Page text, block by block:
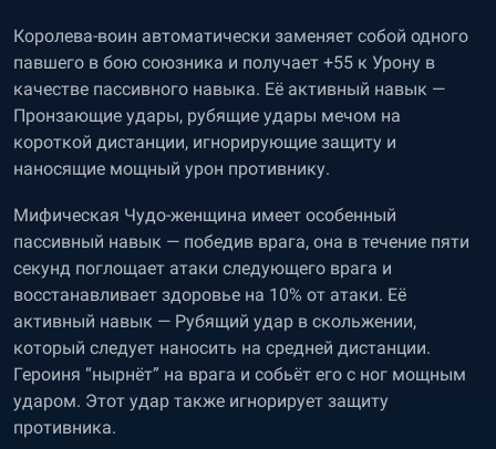
Королева-воин автоматически заменяет собой одного
павшего в бою союзника и получает +55 к Урону в
качестве пассивного навыка. Её активный навык —
Пронзающие удары, рубящие удары мечом на
короткой дистанции, игнорирующие защиту и
наносящие мощный урон противнику.
Мифическая Чудо-женщина имеет особенный
пассивный навык — победив врага, она в течение пяти
секунд поглощает атаки следующего врага и
восстанавливает здоровье на 10% от атаки. Её
активный навык — Рубящий удар в скольжении,
который следует наносить на средней дистанции.
Героиня “нырнёт” на врага и собьёт его с ног мощным
ударом. Этот удар также игнорирует защиту
противника.